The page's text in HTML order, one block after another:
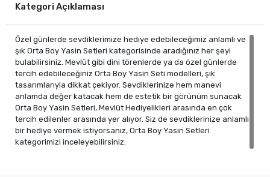
Mevlütlerde Yasin Kitabı Dağıtmanın Önemi
Mevlütlerde Hediyelik
Olarak Yasin Kitabı
Seçerken Nelere Dikkat
Edilmeli?
Kategori Açıklaması
Özel günlerde sevdiklerimize hediye edebileceğimiz anlamlı ve
şık Orta Boy Yasin Setleri kategorisinde aradığınız her şeyi
bulabilirsiniz. Mevlüt gibi dini törenlerde ya da özel günlerde
tercih edebileceğiniz Orta Boy Yasin Seti modelleri, şık
tasarımlarıyla dikkat çekiyor. Sevdiklerinize hem manevi
anlamda değer katacak hem de estetik bir görünüm sunacak
Orta Boy Yasin Setleri, Mevlüt Hediyelikleri arasında en çok
tercih edilenler arasında yer alıyor. Siz de sevdiklerinize anlamlı
bir hediye vermek istiyorsanız, Orta Boy Yasin Setleri
kategorimizi inceleyebilirsiniz.